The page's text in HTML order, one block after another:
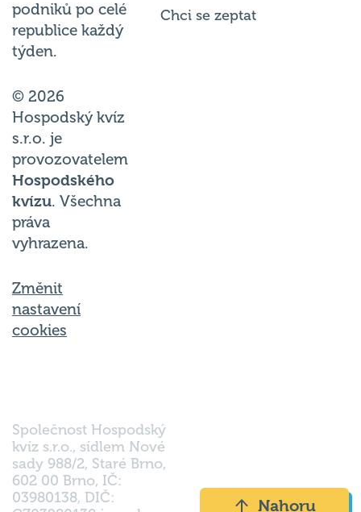
podniků po celé
republice každý
týden.
© 2026
Hospodský kvíz
s.r.o. je
provozovatelem
Hospodského
kvízu. Všechna
práva
vyhrazena.
Změnit
nastavení
cookies
Chci se zeptat
Společnost Hospodský
kvíz s.r.o., sídlem Nové
sady 988/2, Staré Brno,
602 00 Brno, IČ:
03980138, DIČ:
Nahoru